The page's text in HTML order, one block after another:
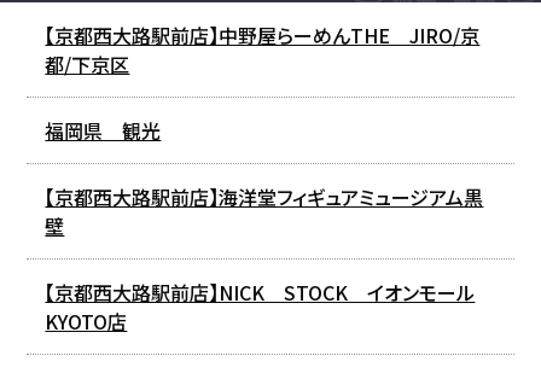
【京都西大路駅前店】中野屋らーめんTHE JIRO/京
都/下京区
福岡県 観光
【京都西大路駅前店】海洋堂フィギュアミュージアム黒
壁
【京都西大路駅前店】NICK STOCK イオンモール
KYOTO店